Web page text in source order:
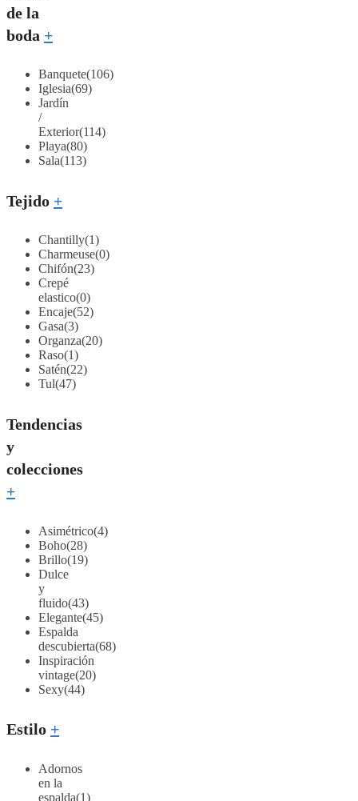
de la
boda +
Banquete(106)
Iglesia(69)
Jardín
/
Exterior(114)
Playa(80)
Sala(113)
Tejido +
Chantilly(1)
Charmeuse(0)
Chifón(23)
Crepé
elastico(0)
Encaje(52)
Gasa(3)
Organza(20)
Raso(1)
Satén(22)
Tul(47)
Tendencias
y
colecciones
+
Asimétrico(4)
Boho(28)
Brillo(19)
Dulce
y
fluido(43)
Elegante(45)
Espalda
descubierta(68)
Inspiración
vintage(20)
Sexy(44)
Estilo +
Adornos
en la
espalda(1)